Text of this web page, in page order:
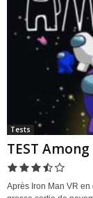
Tests
TEST
Après Iron Man VR